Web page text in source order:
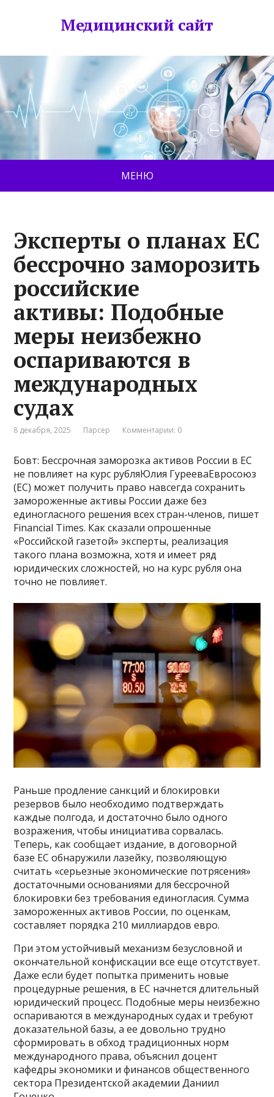
Медицинский сайт
МЕНЮ
Эксперты о планах ЕС
бессрочно заморозить
российские
активы: Подобные
меры неизбежно
оспариваются в
международных
судах
8 декабря, 2025 Парсер Комментарии: 0
Бовт: Бессрочная заморозка активов России в ЕС
не повлияет на курс рубляЮлия ГурееваЕвросоюз
(ЕС) может получить право навсегда сохранить
замороженные активы России даже без
единогласного решения всех стран-членов, пишет
Financial Times. Как сказали опрошенные
«Российской газетой» эксперты, реализация
такого плана возможна, хотя и имеет ряд
юридических сложностей, но на курс рубля она
точно не повлияет.
Раньше продление санкций и блокировки
резервов было необходимо подтверждать
каждые полгода, и достаточно было одного
возражения, чтобы инициатива сорвалась.
Теперь, как сообщает издание, в договорной
базе ЕС обнаружили лазейку, позволяющую
считать «серьезные экономические потрясения»
достаточными основаниями для бессрочной
блокировки без требования единогласия. Сумма
замороженных активов России, по оценкам,
составляет порядка 210 миллиардов евро.
При этом устойчивый механизм безусловной и
окончательной конфискации все еще отсутствует.
Даже если будет попытка применить новые
процедурные решения, в ЕС начнется длительный
юридический процесс. Подобные меры неизбежно
оспариваются в международных судах и требуют
доказательной базы, а ее довольно трудно
сформировать в обход традиционных норм
международного права, объяснил доцент
кафедры экономики и финансов общественного
сектора Президентской академии Даниил